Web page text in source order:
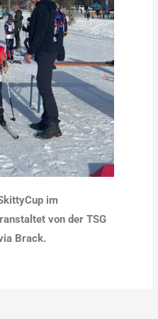
im
von der TSG
Brack.